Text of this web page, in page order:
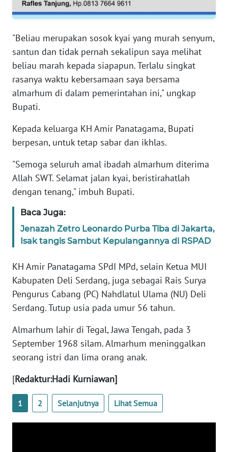
"Beliau merupakan sosok kyai yang murah senyum,
santun dan tidak pernah sekalipun saya melihat
beliau marah kepada siapapun. Terlalu singkat
rasanya waktu kebersamaan saya bersama
almarhum di dalam pemerintahan ini," ungkap
Bupati.
Kepada keluarga KH Amir Panatagama, Bupati
berpesan, untuk tetap sabar dan ikhlas.
"Semoga seluruh amal ibadah almarhum diterima
Allah SWT. Selamat jalan kyai, beristirahatlah
dengan tenang," imbuh Bupati.
Baca Juga:
Jenazah Zetro Leonardo Purba Tiba di Jakarta,
Isak tangis Sambut Kepulangannya di RSPAD
KH Amir Panatagama SPdI MPd, selain Ketua MUI
Kabupaten Deli Serdang, juga sebagai Rais Surya
Pengurus Cabang (PC) Nahdlatul Ulama (NU) Deli
Serdang. Tutup usia pada umur 56 tahun.
Almarhum lahir di Tegal, Jawa Tengah, pada 3
September 1968 silam. Almarhum meninggalkan
seorang istri dan lima orang anak.
[Redaktur:Hadi Kurniawan]
1 2 Selanjutnya Lihat Semua
WN
SERAMBI
JAMBI
WN
SULTRA
WN
NTB
WN
SULTENG
WN
WN
SUMBAR
SUMSEL
WN
WN
LAMPUNG